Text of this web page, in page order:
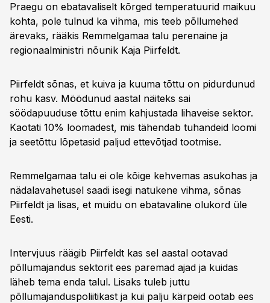
Praegu on ebatavaliselt kõrged temperatuurid maikuu
kohta, pole tulnud ka vihma, mis teeb põllumehed
ärevaks, rääkis Remmelgamaa talu perenaine ja
regionaalministri nõunik Kaja Piirfeldt.
Piirfeldt sõnas, et kuiva ja kuuma tõttu on pidurdunud
rohu kasv. Möödunud aastal näiteks sai
söödapuuduse tõttu enim kahjustada lihaveise sektor.
Kaotati 10% loomadest, mis tähendab tuhandeid loomi
ja seetõttu lõpetasid paljud ettevõtjad tootmise.
Remmelgamaa talu ei ole kõige kehvemas asukohas ja
nädalavahetusel saadi isegi natukene vihma, sõnas
Piirfeldt ja lisas, et muidu on ebatavaline olukord üle
Eesti.
Intervjuus räägib Piirfeldt kas sel aastal ootavad
põllumajandus sektorit ees paremad ajad ja kuidas
läheb tema enda talul. Lisaks tuleb juttu
põllumajanduspoliitikast ja kui palju kärpeid ootab ees